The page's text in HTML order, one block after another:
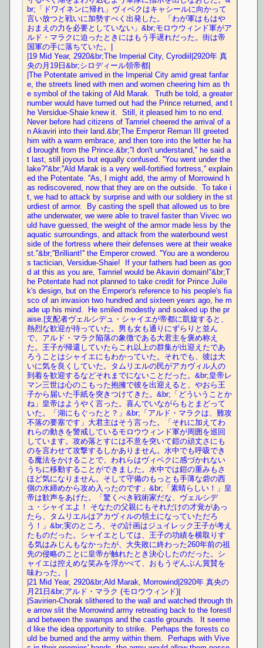
br;「ドワイネンに帰れ」ヴィベクはキャシールに向かって
言い放つと戦いに加勢すべく出発した。「わが軍はもはや
おまえの力を必要としていない」&br;モロウウィンド軍がア
ルド・マラクに迫ったときにはもう手遅れだった。街は帝
国軍の手に落ちていた。|
|19 Mid Year, 2920&br;The Imperial City, Cyrodiil|2920年 真
央の月19日&br;シロディール領帝都|
|The Potentate arrived in the Imperial City amid great fanfar
e, the streets lined with men and women cheering him as th
e symbol of the taking of Ald Marak.  Truth be told, a greater
number would have turned out had the Prince returned, and t
he Versidue-Shaie knew it.  Still, it pleased him to no end.
Never before had citizens of Tamriel cheered the arrival of a
n Akaviri into their land.&br;The Emperor Reman III greeted
him with a warm embrace, and then tore into the letter he ha
d brought from the Prince.&br;''I don't understand,'' he said a
t last, still joyous but equally confused. ''You went under the
lake?''&br;''Ald Marak is a very well-fortified fortress,'' explain
ed the Potentate. ''As, I might add, the army of Morrowind h
as rediscovered, now that they are on the outside.  To take i
t, we had to attack by surprise and with our soldiery in the st
urdiest of armor.  By casting the spell that allowed us to bre
athe underwater, we were able to travel faster than Vivec wo
uld have guessed, the weight of the armor made less by the
aquatic surroundings, and attack from the waterbound west
side of the fortress where their defenses were at their weake
st.''&br;''Brilliant!'' the Emperor crowed. ''You are a wonderou
s tactician, Versidue-Shaie!  If your fathers had been as goo
d at this as you are, Tamriel would be Akaviri domain!''&br;T
he Potentate had not planned to take credit for Prince Juile
k's design, but on the Emperor's reference to his people's fia
sco of an invasion two hundred and sixteen years ago, he m
ade up his mind.  He smiled modestly and soaked up the pr
aise.|支配者ヴェルシデュ・シャイエが帝都に凱旋すると、
熱烈な歓迎が待っていた。男も女も通りにずらりと並ん
で、アルド・マラク陥落の象徴である大君主を褒め称え
た。王子が帰還していたらこれ以上の群集が出迎えたであ
ろうことはシャイエにもわかっていた。それでも、彼は大
いに気を良くしていた。タムリエルの民がアカヴィル人の
到着を歓迎するなどそれまでにないことだった。&br;皇帝レ
マン三世は心のこもった抱擁で彼を出迎えると、やおら王
子から届いた手紙を突きつけてきた。&br;「どういうことか
ね」皇帝はようやく言った。喜んでいながらもとまどって
いた。「湖にもぐったと？」&br;「アルド・マラクは、難攻
不落の要塞です」大君主はそう言った。「それに加えてわ
れらの動きを警戒しているモロウウィンド軍が周囲を巡回
しています。攻め落とすには不意を突いて鎧の頑丈さにも
のを言わせて攻撃するしかありません。水中でも呼吸でき
る魔法をかけることで、われらはヴィベクに感づかれない
うちに移動することができました。水中では鎧の重みもさ
ほど気になりません。そして守備のもっとも手薄な砦の西
側の水締めから攻め入ったのです」&br;「素晴らしい！」皇
帝は歓声をあげた。「驚くべき戦術家だな、ヴェルシデ
ュ・シャイエよ！ そなたの父親にもそれだけの才覚があっ
たら、タムリエルはアカヴィルの領土になっていただろ
う！」&br;実のところ、その計画はジュイレック王子が考え
たものだった。シャイエとしては、王子の功績を横取りす
る気はみじんもなかったが、大失敗に終わった260年前の祖
先の侵略のことに皇帝が触れたとき決心したのだった。シ
ャイエは控えめな笑みを浮かべて、おもうぞんぶん賞賛を
味わった。|
|21 Mid Year, 2920&br;Ald Marak, Morrowind|2920年 真央の
月21日&br;アルド・マラク (モロウウィンド)|
|Savirien-Chorak slithered to the wall and watched through th
e arrow slit the Morrowind army retreating back to the forestl
and between the swamps and the castle grounds.  It seeme
d like the idea opportunity to strike.  Perhaps the forests co
uld be burned and the army within them.  Perhaps with Vive